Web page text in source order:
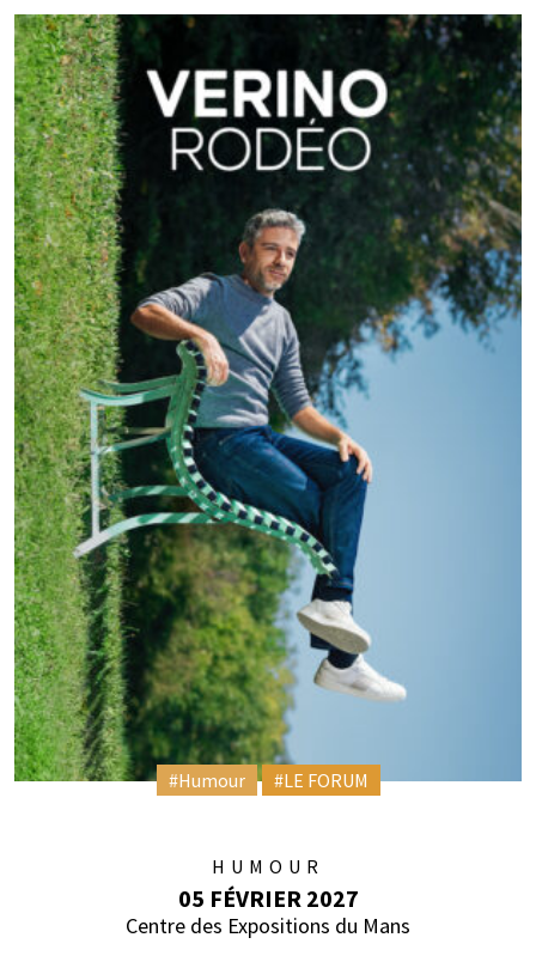
#Humour #LE FORUM
HUMOUR
05 FÉVRIER 2027
Centre des Expositions du Mans